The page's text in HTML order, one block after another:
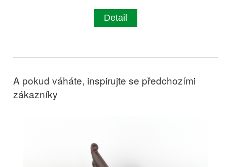
Detail
A pokud váháte, inspirujte se předchozími
zákazníky